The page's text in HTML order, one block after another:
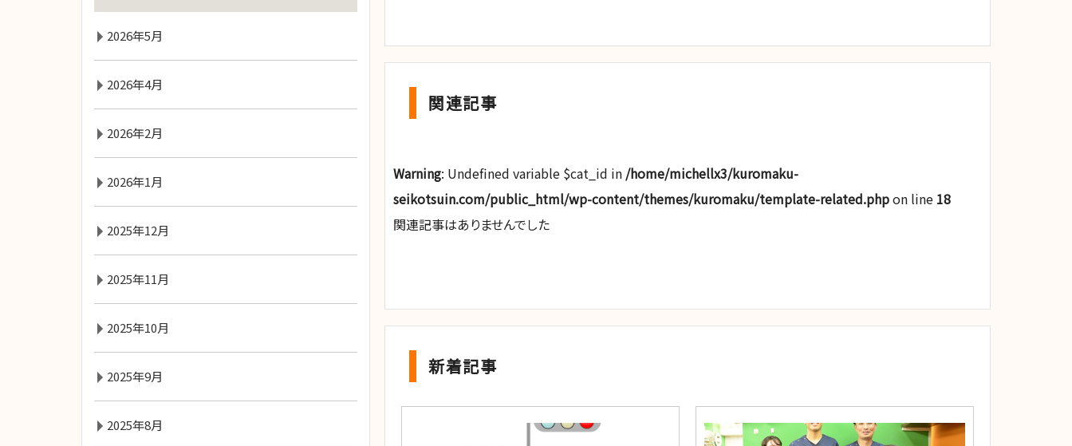
関連記事
Warning: Undefined variable $cat_id in /home/michellx3/kuromaku-
seikotsuin.com/public_html/wp-content/themes/kuromaku/template-related.phpon line 18
関連記事はありませんでした
新着記事
2026年5月
2026年4月
2026年2月
2026年1月
2025年12月
2025年11月
2025年10月
2025年9月
2025年8月